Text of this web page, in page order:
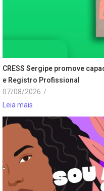
CRESS Sergipe promove
e Registro Profissional
07/08/2026 /
Leia mais